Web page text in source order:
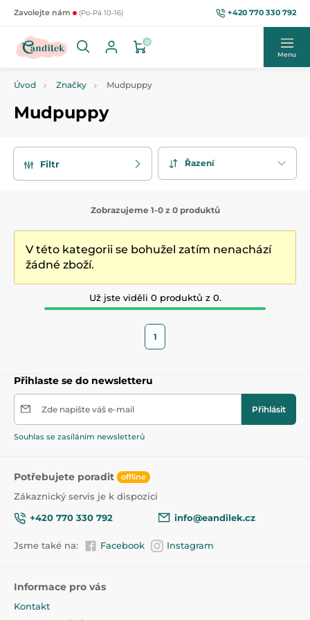
Zavolejte nám (Po-Pá 10-16) +420 770 330 792
0
Menu
Úvod Značky Mudpuppy
Mudpuppy
Filtr Řazení
Zobrazujeme 1-0 z 0 produktů
V této kategorii se bohužel zatím nenachází
žádné zboží.
Už jste viděli 0 produktů z 0.
1
Přihlaste se do newsletteru
Zde napište váš e-mail Přihlásit
Souhlas se zasíláním newsletterů
Potřebujete poradit offline
Zákaznický servis je k dispozici
+420 770 330 792
info@eandilek.cz
Jsme také na: Facebook Instagram
Informace pro vás
Kontakt